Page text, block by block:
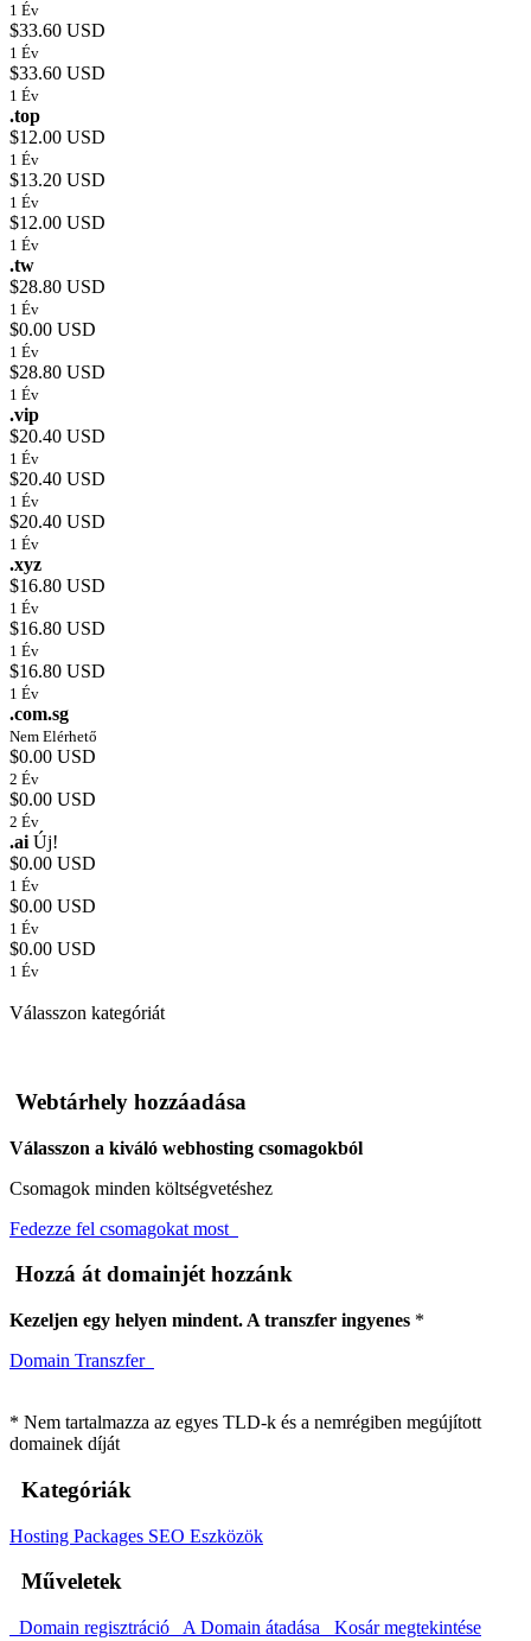
1 Év
$33.60 USD
1 Év
$33.60 USD
1 Év
.top
$12.00 USD
1 Év
$13.20 USD
1 Év
$12.00 USD
1 Év
.tw
$28.80 USD
1 Év
$0.00 USD
1 Év
$28.80 USD
1 Év
.vip
$20.40 USD
1 Év
$20.40 USD
1 Év
$20.40 USD
1 Év
.xyz
$16.80 USD
1 Év
$16.80 USD
1 Év
$16.80 USD
1 Év
.com.sg
Nem Elérhető
$0.00 USD
2 Év
$0.00 USD
2 Év
.ai Új!
$0.00 USD
1 Év
$0.00 USD
1 Év
$0.00 USD
1 Év
Válasszon kategóriát
Webtárhely hozzáadása
Válasszon a kiváló webhosting csomagokból
Csomagok minden költségvetéshez
Fedezze fel csomagokat most
Hozzá át domainjét hozzánk
Kezeljen egy helyen mindent. A transzfer ingyenes *
Domain Transzfer
* Nem tartalmazza az egyes TLD-k és a nemrégiben megújított
domainek díját
Kategóriák
Hosting Packages SEO Eszközök
Műveletek
Domain regisztráció A Domain átadása Kosár megtekintése